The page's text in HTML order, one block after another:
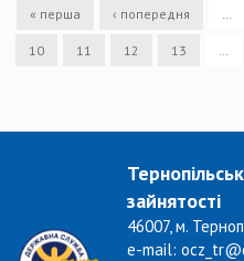
« перша ‹ попередня …
10 11 12 13 …
зайнятості
46007, м.
e-mail: